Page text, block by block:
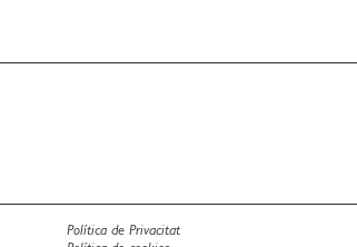
Política de Privacitat